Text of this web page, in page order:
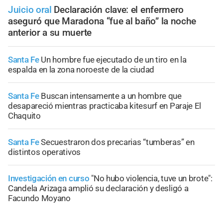
Juicio oral Declaración clave: el enfermero
aseguró que Maradona “fue al baño” la noche
anterior a su muerte
Santa Fe Un hombre fue ejecutado de un tiro en la
espalda en la zona noroeste de la ciudad
Santa Fe Buscan intensamente a un hombre que
desapareció mientras practicaba kitesurf en Paraje El
Chaquito
Santa FeSecuestraron dos precarias “tumberas” en
distintos operativos
Investigación en curso "No hubo violencia, tuve un brote":
Candela Arizaga amplió su declaración y desligó a
Facundo Moyano